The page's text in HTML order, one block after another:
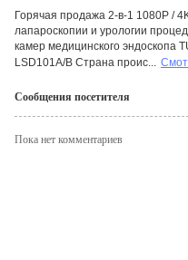
Горячая продажа 2-в-1 1080P /
лапароскопии и урологии
камер медицинского эндоскопа
LSD101A/B Страна проис...
Сообщения посетителя
Пока нет комментариев